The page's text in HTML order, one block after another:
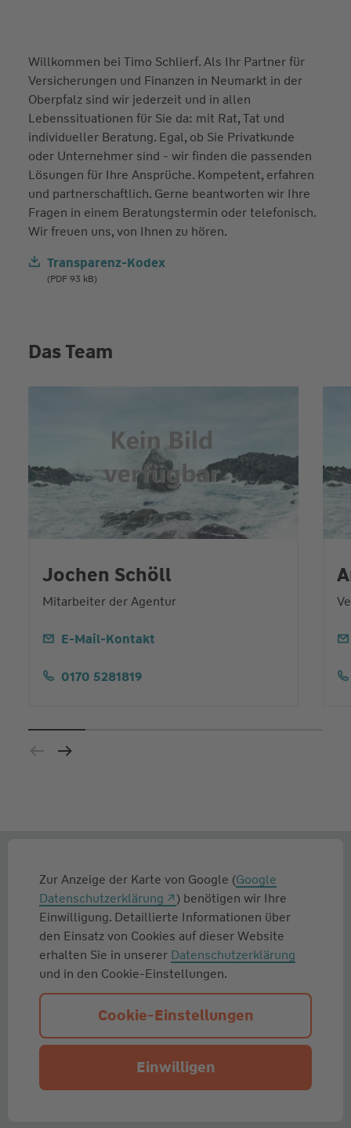
Willkommen bei Timo Schlierf. Als Ihr Partner für
Versicherungen und Finanzen in Neumarkt in der
Oberpfalz sind wir jederzeit und in allen
Lebenssituationen für Sie da: mit Rat, Tat und
individueller Beratung. Egal, ob Sie Privatkunde
oder Unternehmer sind - wir finden die passenden
Lösungen für Ihre Ansprüche. Kompetent, erfahren
und partnerschaftlich. Gerne beantworten wir Ihre
Fragen in einem Beratungstermin oder telefonisch.
Wir freuen uns, von Ihnen zu hören.
Transparenz-Kodex
(PDF 93 kB)
Das Team
Jochen Schöll
Mitarbeiter der Agentur
E-Mail-Kontakt
0170 5281819
Zur Anzeige der Karte von Google (Google
Datenschutzerklärung
) benötigen wir Ihre
Einwilligung. Detaillierte Informationen über
den Einsatz von Cookies auf dieser Website
erhalten Sie in unserer Datenschutzerklärung
und in den Cookie-Einstellungen.
Cookie-Einstellungen
Einwilligen